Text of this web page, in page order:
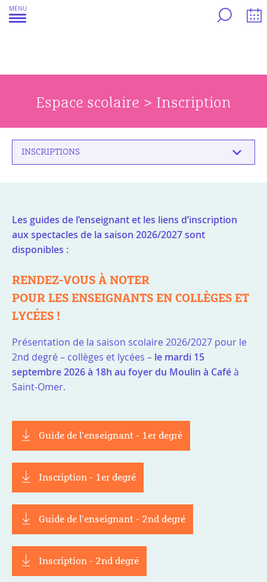
MENU
Aller
au
Espace scolaire > Inscription
INSCRIPTIONS
Les guides de l’enseignant et les liens d’inscription
aux spectacles de la saison 2026/2027 sont
disponibles :
RENDEZ-VOUS À NOTER
POUR LES ENSEIGNANTS EN COLLÈGES ET
LYCÉES !
Présentation de la saison scolaire 2026/2027 pour le
2nd degré – collèges et lycées – le mardi 15
septembre 2026 à 18h au foyer du Moulin à Caféà
Saint-Omer.
Guide de l'enseignant - 1er degré
Inscription - 1er degré
Guide de l'enseignant - 2nd degré
Inscription - 2nd degré